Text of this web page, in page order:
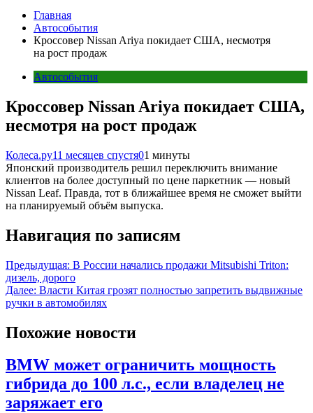
Главная
Автособытия
Кроссовер Nissan Ariya покидает США, несмотря
на рост продаж
Автособытия
Кроссовер Nissan Ariya покидает США,
несмотря на рост продаж
Колеса.ру11 месяцев спустя01 минуты
Японский производитель решил переключить внимание
клиентов на более доступный по цене паркетник — новый
Nissan Leaf. Правда, тот в ближайшее время не сможет выйти
на планируемый объём выпуска.
Навигация по записям
Предыдущая: В России начались продажи Mitsubishi Triton:
дизель, дорого
Далее: Власти Китая грозят полностью запретить выдвижные
ручки в автомобилях
Похожие новости
BMW может ограничить мощность
гибрида до 100 л.с., если владелец не
заряжает его